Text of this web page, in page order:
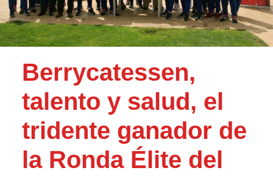
Berrycatessen,
talento y salud, el
tridente ganador de
la Ronda Élite del